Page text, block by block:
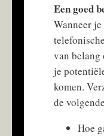
Een goed
Wanneer
van belang
je
komen.
de
Hoe